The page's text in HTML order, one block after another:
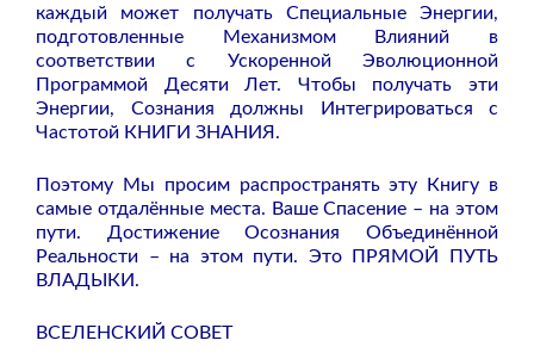
каждый может получать Специальные Энергии,
подготовленные Механизмом Влияний в
соответствии с Ускоренной Эволюционной
Программой Десяти Лет. Чтобы получать эти
Энергии, Сознания должны Интегрироваться с
Частотой КНИГИ ЗНАНИЯ.
Поэтому Мы просим распространять эту Книгу в
самые отдалённые места. Ваше Спасение – на этом
пути. Достижение Осознания Объединённой
Реальности – на этом пути. Это ПРЯМОЙ ПУТЬ
ВЛАДЫКИ.
ВСЕЛЕНСКИЙ СОВЕТ